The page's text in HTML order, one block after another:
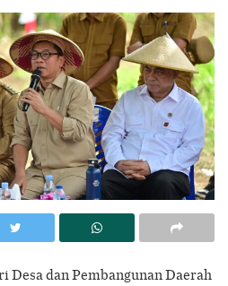
Desa dan Pembangunan Daerah